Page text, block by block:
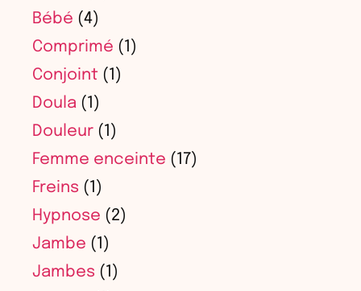
Bébé (4)
Comprimé (1)
Conjoint (1)
Doula (1)
Douleur (1)
Femme enceinte (17)
Freins (1)
Hypnose (2)
Jambe (1)
Jambes (1)